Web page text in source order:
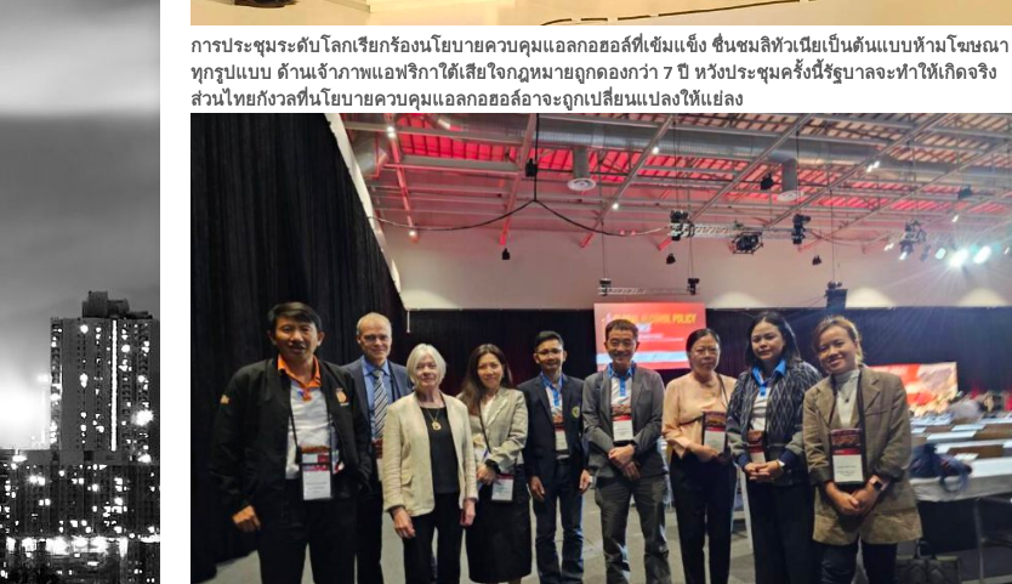
การประชุมระดับโลกเรียกร้องนโยบายควบคุมแอลกอฮอล์ที่เข้มแข็ง ชื่นชมลิทัวเนียเป็นต้นแบบห้ามโฆษณา
ทุกรูปแบบ ด้านเจ้าภาพแอฟริกาใต้เสียใจกฎหมายถูกดองกว่า 7 ปี หวังประชุมครั้งนี้รัฐบาลจะทำให้เกิดจริง
ส่วนไทยกังวลที่นโยบายควบคุมแอลกอฮอล์อาจะถูกเปลี่ยนแปลงให้แย่ลง